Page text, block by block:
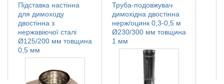
Труба-подовжувач
димохідна двостінна
нерж/оцинк 0,3-0,5 м
Ø230/300 мм товщина
1 мм
Підставка настінна
для димоходу
двостінна з
нержавіючої сталі
Ø125/200 мм товщина
0,5 мм